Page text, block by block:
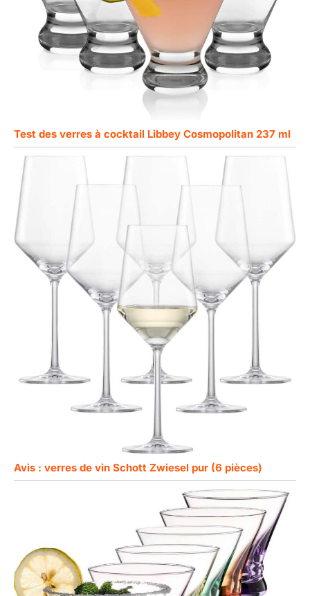
Test des verres à cocktail Libbey Cosmopolitan 237 ml
Avis : verres de vin Schott Zwiesel pur (6 pièces)